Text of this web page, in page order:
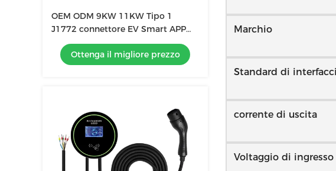
OEM ODM 9KW 11KW Tipo 1
J1772 connettore EV Smart APP
EV Car Home Stazione di ricarica
EV caricabatterie
Ottenga il migliore prezzo
Marchio
Standard di
corrente di uscita
Voltaggio di ingresso